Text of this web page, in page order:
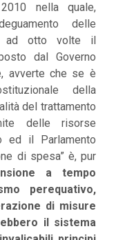
nella quale,
delle
ad otto volte il
dal Governo
avverte che se è
della
del trattamento
delle risorse
ed il Parlamento
di spesa” è, pur
a tempo
perequativo,
di misure
il sistema